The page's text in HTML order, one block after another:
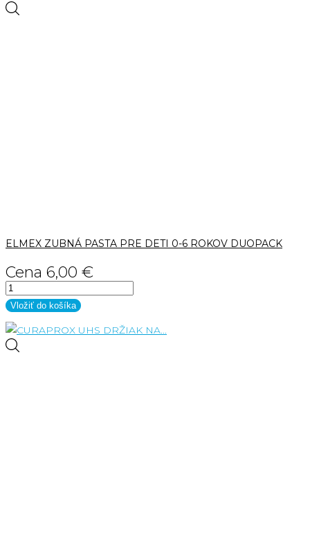
ELMEX ZUBNÁ PASTA PRE DETI 0-6 ROKOV DUOPACK
Cena 6,00 €
Vložiť do košíka